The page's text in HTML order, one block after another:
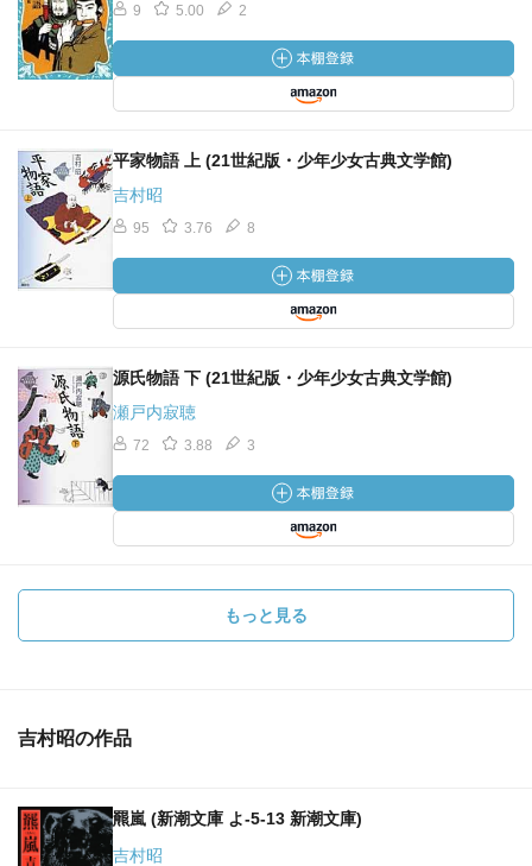
9 5.00 2
平家物語 上 (21世紀版・少年少女古典文学館)
吉村昭
95 3.76 8
源氏物語 下 (21世紀版・少年少女古典文学館)
瀬戸内寂聴
72 3.88 3
もっと見る
吉村昭の作品
羆嵐 (新潮文庫 よ-5-13 新潮文庫)
吉村昭